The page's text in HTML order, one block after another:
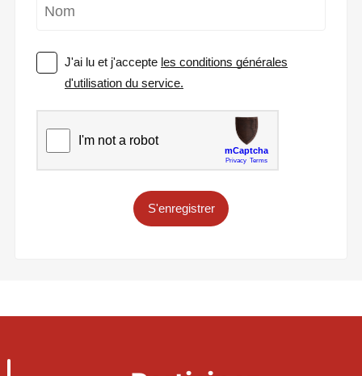
J'ai lu et j'accepte les conditions générales
d'utilisation du service.
S'enregistrer